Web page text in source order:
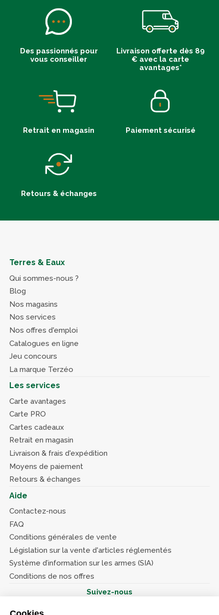
Des passionnés pour
vous conseiller
Livraison offerte dès 89
€ avec la carte
avantages*
Retrait en magasin Paiement sécurisé
Retours & échanges
Terres & Eaux
Qui sommes-nous ?
Blog
Nos magasins
Nos services
Nos offres d'emploi
Catalogues en ligne
Jeu concours
La marque Terzéo
Les services
Carte avantages
Carte PRO
Cartes cadeaux
Retrait en magasin
Livraison & frais d'expédition
Moyens de paiement
Retours & échanges
Aide
Contactez-nous
FAQ
Conditions générales de vente
Législation sur la vente d'articles réglementés
Système d’information sur les armes (SIA)
Conditions de nos offres
Suivez-nous